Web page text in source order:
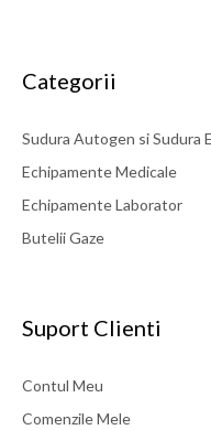
Categorii
Sudura Autogen si Sudura
Echipamente Medicale
Echipamente Laborator
Butelii Gaze
Suport Clienti
Contul Meu
Comenzile Mele